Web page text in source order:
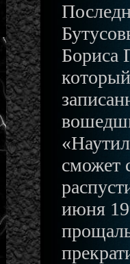
Бориса
сможет
июня